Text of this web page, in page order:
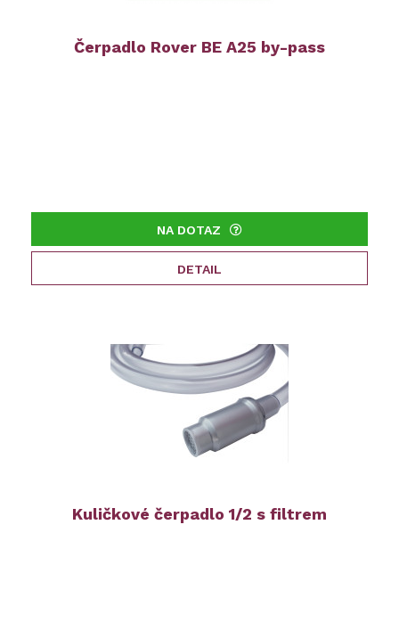
Čerpadlo Rover BE A25 by-pass
NA DOTAZ
DETAIL
Kuličkové čerpadlo 1/2 s filtrem